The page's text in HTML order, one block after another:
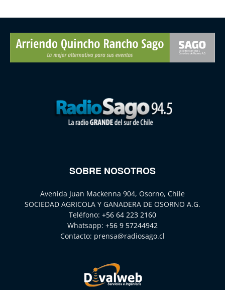
SOBRE NOSOTROS
Avenida Juan Mackenna 904, Osorno, Chile
SOCIEDAD AGRICOLA Y GANADERA DE OSORNO A.G.
Teléfono: +56 64 223 2160
Whatsapp: +56 9 57244942
Contacto: prensa@radiosago.cl